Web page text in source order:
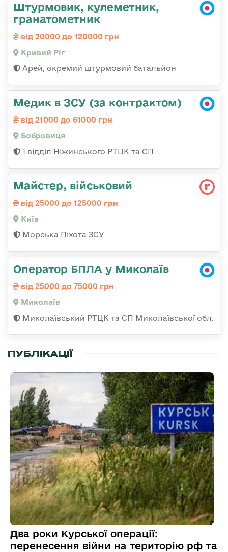
Штурмовик, кулеметник,
гранатометник
від 20000 до 120000 грн
Кривий Ріг
Арей, окремий штурмовий батальйон
Медик в ЗСУ (за контрактом)
від 21000 до 61000 грн
Бобровиця
1 відділ Ніжинського РТЦК та СП
Майстеp, військовий
від 25000 до 125000 грн
Київ
Морська Піхота ЗСУ
Оператор БПЛА у Миколаїв
від 25000 до 75000 грн
Миколаїв
Миколаївський РТЦК та СП Миколаївської обл.
ПУБЛІКАЦІЇ
Два роки Курської операції:
перенесення війни на територію рф та